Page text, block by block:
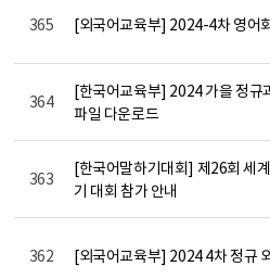
365 [외국어교육부] 2024-4차 영어
364
[한국어교육부] 2024 가을 정규
파일 다운로드
363
[한국어말하기대회] 제26회 세
기 대회 참가 안내
362 [외국어교육부] 2024 4차 정규